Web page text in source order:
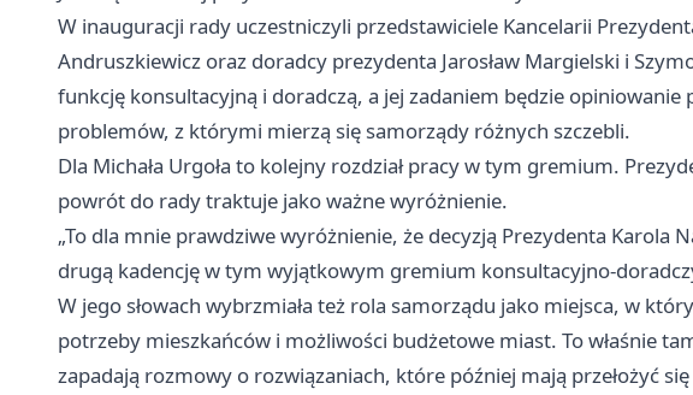
W inauguracji rady uczestniczyli przedstawiciele Kancelarii
Andruszkiewicz oraz doradcy prezydenta Jarosław Margielski i
funkcję konsultacyjną i doradczą, a jej zadaniem będzie opiniowanie
problemów, z którymi mierzą się samorządy różnych szczebli.
Dla Michała Urgoła to kolejny rozdział pracy w tym gremium.
powrót do rady traktuje jako ważne wyróżnienie.
„To dla mnie prawdziwe wyróżnienie, że decyzją Prezydenta Karola
drugą kadencję w tym wyjątkowym gremium konsultacyjno-
W jego słowach wybrzmiała też rola samorządu jako miejsca, w
potrzeby mieszkańców i możliwości budżetowe miast. To właśnie
zapadają rozmowy o rozwiązaniach, które później mają przełożyć